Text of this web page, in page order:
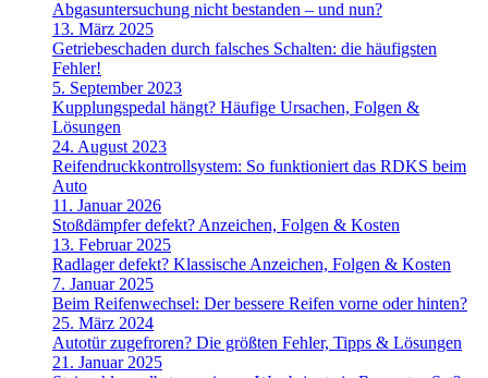
Abgasuntersuchung nicht bestanden – und nun?
13. März 2025
Getriebeschaden durch falsches Schalten: die häufigsten
Fehler!
5. September 2023
Kupplungspedal hängt? Häufige Ursachen, Folgen &
Lösungen
24. August 2023
Reifendruckkontrollsystem: So funktioniert das RDKS beim
Auto
11. Januar 2026
Stoßdämpfer defekt? Anzeichen, Folgen & Kosten
13. Februar 2025
Radlager defekt? Klassische Anzeichen, Folgen & Kosten
7. Januar 2025
Beim Reifenwechsel: Der bessere Reifen vorne oder hinten?
25. März 2024
Autotür zugefroren? Die größten Fehler, Tipps & Lösungen
21. Januar 2025